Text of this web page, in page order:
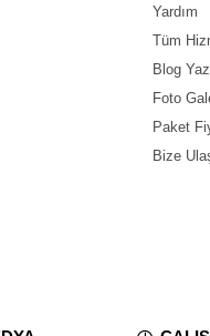
Yardım
Tüm
Blog
Foto
Paket
Bize